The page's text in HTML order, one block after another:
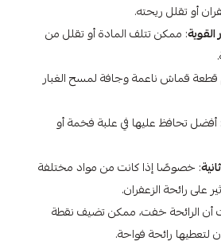
تقلل ريحته.
: ممكن تتلف المادة أو تقلل من
ناعمة وجافة لمسح الغبار
تحافظ عليها في علبة فخمة أو
: خصوصًا إذا كانت من مواد مختلفة
رائحة الزعفران.
خفت، ممكن تضيف نقطة
رائحة فواحة.